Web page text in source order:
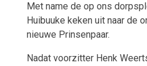
Met name de op ons
Huibuuke keken uit naar de
nieuwe Prinsenpaar.
Nadat voorzitter Henk